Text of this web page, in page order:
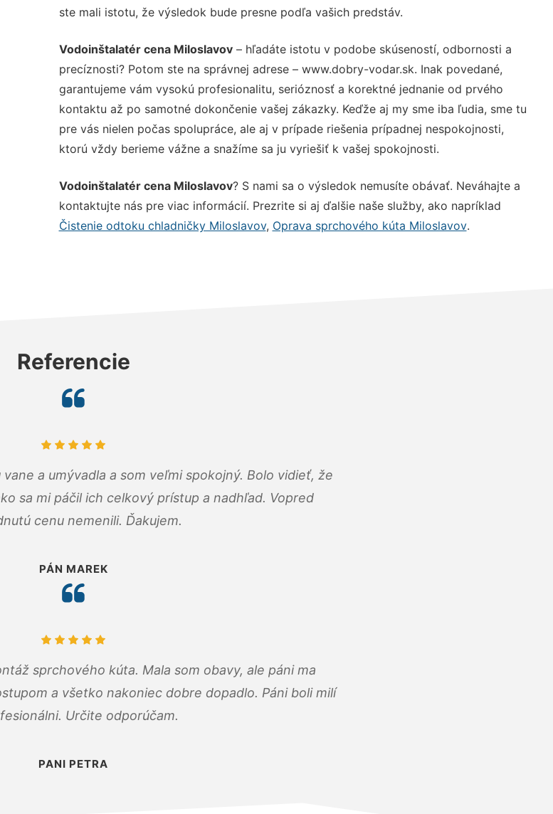
ste mali istotu, že výsledok bude presne podľa vašich predstáv.
Vodoinštalatér cena Miloslavov– hľadáte istotu v podobe skúseností, odbornosti a
precíznosti? Potom ste na správnej adrese – www.dobry-vodar.sk. Inak povedané,
garantujeme vám vysokú profesionalitu, serióznosť a korektné jednanie od prvého
kontaktu až po samotné dokončenie vašej zákazky. Keďže aj my sme iba ľudia, sme tu
pre vás nielen počas spolupráce, ale aj v prípade riešenia prípadnej nespokojnosti,
ktorú vždy berieme vážne a snažíme sa ju vyriešiť k vašej spokojnosti.
Vodoinštalatér cena Miloslavov? S nami sa o výsledok nemusíte obávať. Neváhajte a
kontaktujte nás pre viac informácií. Prezrite si aj ďalšie naše služby, ako napríklad
Čistenie odtoku chladničky Miloslavov, Oprava sprchového kúta Miloslavov.
Referencie
a umývadla a som veľmi spokojný. Bolo vidieť, že
sa mi páčil ich celkový prístup a nadhľad. Vopred
cenu nemenili. Ďakujem.
PÁN MAREK
sprchového kúta. Mala som obavy, ale páni ma
a všetko nakoniec dobre dopadlo. Páni boli milí
Určite odporúčam.
PANI PETRA